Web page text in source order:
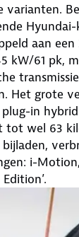
varianten.
aan
kW/61 pk,
Het grote
in
tot wel 63
i-